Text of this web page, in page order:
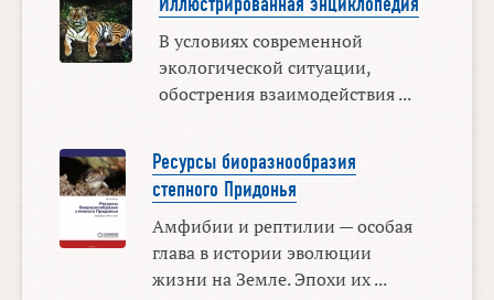
В условиях современной
экологической ситуации,
обострения взаимодействия ...
Ресурсы биоразнообразия
степного Придонья
Амфибии и рептилии — особая
глава в истории эволюции
жизни на Земле. Эпохи их ...